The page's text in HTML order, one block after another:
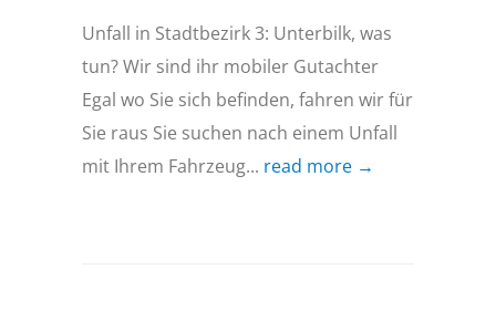
Unfall in Stadtbezirk 3: Unterbilk, was
tun? Wir sind ihr mobiler Gutachter
Egal wo Sie sich befinden, fahren wir für
Sie raus Sie suchen nach einem Unfall
mit Ihrem Fahrzeug... read more →